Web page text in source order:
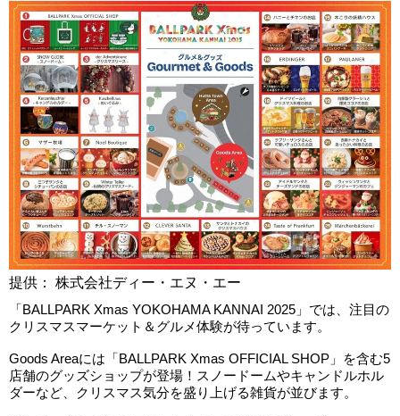
提供： 株式会社ディー・エヌ・エー
「BALLPARK Xmas YOKOHAMA KANNAI 2025」では、注目の
クリスマスマーケット＆グルメ体験が待っています。
Goods Areaには「BALLPARK Xmas OFFICIAL SHOP」を含む5
店舗のグッズショップが登場！スノードームやキャンドルホル
ダーなど、クリスマス気分を盛り上げる雑貨が並びます。